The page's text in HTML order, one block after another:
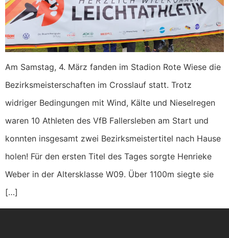
Am Samstag, 4. März fanden im Stadion Rote Wiese die
Bezirksmeisterschaften im Crosslauf statt. Trotz
widriger Bedingungen mit Wind, Kälte und Nieselregen
waren 10 Athleten des VfB Fallersleben am Start und
konnten insgesamt zwei Bezirksmeistertitel nach Hause
holen! Für den ersten Titel des Tages sorgte Henrieke
Weber in der Altersklasse W09. Über 1100m siegte sie
[…]